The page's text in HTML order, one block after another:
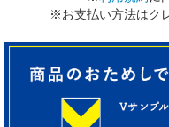
※お支払い方法はク